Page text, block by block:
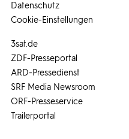
3sat.de
ZDF-Presseportal
ARD-Pressedienst
SRF Media Newsroom
ORF-Presseservice
Trailerportal
Datenschutz
Cookie-Einstellungen